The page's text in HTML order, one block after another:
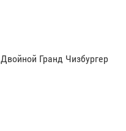
Двойной Гранд Чизбургер